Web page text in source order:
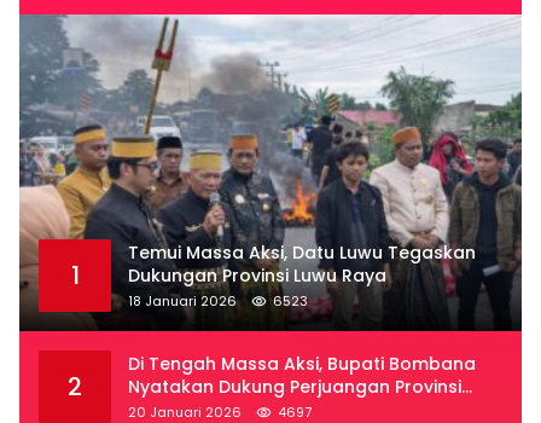
1
Temui Massa Aksi, Datu Luwu Tegaskan
Dukungan Provinsi Luwu Raya
18 Januari 2026 6523
2
Di Tengah Massa Aksi, Bupati Bombana
Nyatakan Dukung Perjuangan Provinsi
Luwu Raya
20 Januari 2026 4697